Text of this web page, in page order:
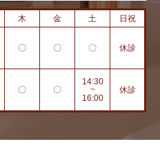
木 金 土
日祝
〇 〇 〇 休診
〇 〇
14:30
~
16:00
休診